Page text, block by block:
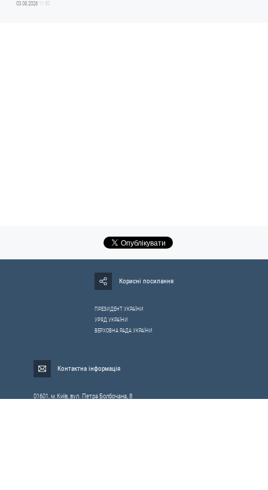
03.08.2026 11:50
Корисні посилання
ПРЕЗИДЕНТ УКРАЇНИ
УРЯД УКРАЇНИ
ВЕРХОВНА РАДА УКРАЇНИ
Контактна інформація
01601, м.Київ, вул. Петра Болбочана, 8